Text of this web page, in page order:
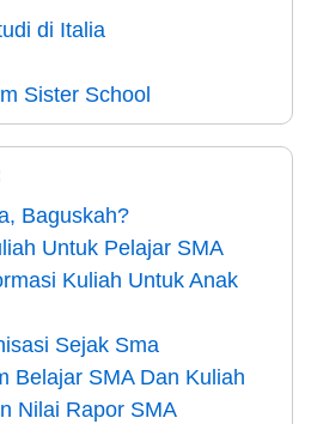
di Italia
Sister School
Baguskah?
Untuk Pelajar SMA
Kuliah Untuk Anak
Sejak Sma
Belajar SMA Dan Kuliah
Nilai Rapor SMA